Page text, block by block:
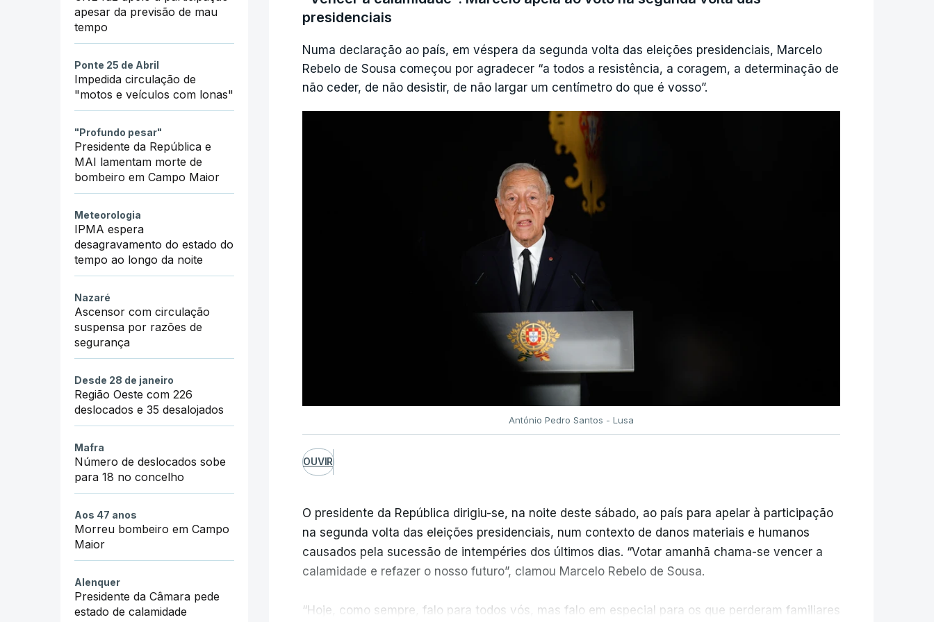
apesar da previsão de mau
tempo
Ponte 25 de Abril
Impedida circulação de
"motos e veículos com lonas"
"Profundo pesar"
Presidente da República e
MAI lamentam morte de
bombeiro em Campo Maior
Meteorologia
IPMA espera
desagravamento do estado do
tempo ao longo da noite
Nazaré
Ascensor com circulação
suspensa por razões de
segurança
Desde 28 de janeiro
Região Oeste com 226
deslocados e 35 desalojados
Mafra
Número de deslocados sobe
para 18 no concelho
Aos 47 anos
Morreu bombeiro em Campo
Maior
Alenquer
Presidente da Câmara pede
estado de calamidade
conseguida.
Também o trabalho é "muito complicado", devido aos danos estruturais na rede, de "difícil
recuperação" e "muito significativos", que "afetaram subestações e linhas de alta-tensão".
O problema resume-se a "muitos postes partidos, muitas linhas danificadas, numa
Os trabalhos implicam, no caso das linhas de alta-tensão, "repor torres de trinta metros e que
pesam de cinco a oito toneladas". A solução imediata tem sido reparar torres muito
rapidamente ou colocar as linhas pelo chão.
No terreno está um efetivo de 2.500 pessoas, "370 das quais são estrangeiras", de
, presentes após contacto com várias empresas de
Zonas de Pombal e Leiria são as de maior preocupação, "pela dimensão absoluta" e por terem
sido as mais devastadas "do ponto de vista da rede" elétrica nacional e onde "duas
Em Leiria, "felizmente repusemos a subestação de Ranha" esta sexta-feira, revelou Ferrari
engenharia, do ponto de vista físico", que passa pela reposição de torres e "por estender cabo
por zonas muito alagadas".
"Estamos a fazer tudo para que a obra fique pronta o mais rapidamente possível",
presidenciais
Numa declaração ao país, em véspera da segunda volta das eleições presidenciais, Marcelo
Rebelo de Sousa começou por agradecer “a todos a resistência, a coragem, a determinação de
não ceder, de não desistir, de não largar um centímetro do que é vosso”.
António Pedro Santos - Lusa
OUVIR
O presidente da República dirigiu-se, na noite deste sábado, ao país para apelar à participação
na segunda volta das eleições presidenciais, num contexto de danos materiais e humanos
causados pela sucessão de intempéries dos últimos dias. “Votar amanhã chama-se vencer a
calamidade e refazer o nosso futuro”, clamou Marcelo Rebelo de Sousa.
“Hoje, como sempre, falo para todos vós, mas falo em especial para os que perderam familiares